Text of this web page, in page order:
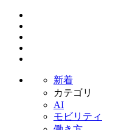
新着
カテゴリ
AI
モビリティ